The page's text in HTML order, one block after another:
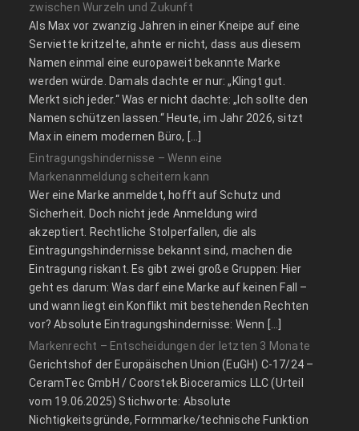
zwischen Wurzeln und Zukunft
Als Max vor zwanzig Jahren in einer Kneipe auf eine
Serviette kritzelte, ahnte er nicht, dass aus diesem
Namen einmal eine europaweit bekannte Marke
werden würde. Damals dachte er nur: „Klingt gut.
Merkt sich jeder.“ Was er nicht dachte: „Ich sollte den
Namen schützen lassen.“ Heute, im Jahr 2026, sitzt
Max in einem modernen Büro, […]
Eintragungshindernisse – Wenn eine
Markenanmeldung scheitern kann
Wer eine Marke anmeldet, hofft auf Schutz und
Sicherheit. Doch nicht jede Anmeldung wird
akzeptiert. Rechtliche Stolperfallen, die als
Eintragungshindernisse bekannt sind, machen die
Eintragung riskant. Es gibt zwei große Gruppen: Hier
geht es darum: Was darf eine Marke auf keinen Fall –
und wann liegt ein Konflikt mit bestehenden Rechten
vor? Absolute Eintragungshindernisse: Wenn […]
Markenrecht – Entscheidungen der letzten 3 Monate
Gerichtshof der Europäischen Union (EuGH) C‑17/24 –
CeramTec GmbH / Coorstek Bioceramics LLC (Urteil
vom 19.06.2025) Stichworte: Absolute
Nichtigkeitsgründe, Formmarke/technische Funktion